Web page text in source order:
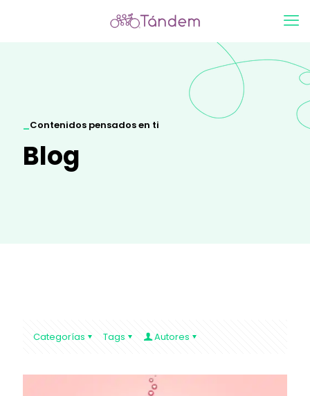
_Contenidos pensados en ti
Blog
Categorías Tags Autores